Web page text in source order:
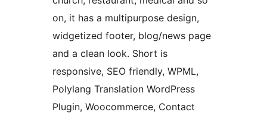
on, it has a multipurpose design,
widgetized footer, blog/news page
and a clean look. Short is
responsive, SEO friendly, WPML,
Polylang Translation WordPress
Plugin, Woocommerce, Contact